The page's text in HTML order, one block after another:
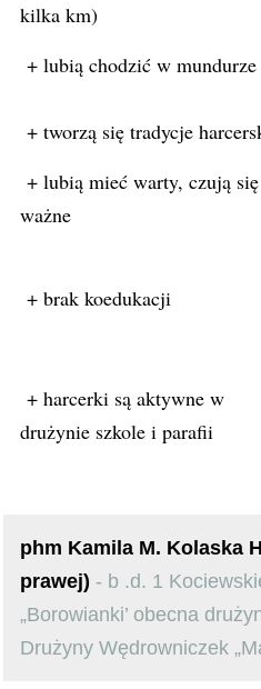
kilka km)
+ lubią chodzić w mundurze
+ tworzą się tradycje
+ lubią mieć warty, czują się
ważne
+ brak koedukacji
+ harcerki są aktywne w
drużynie szkole i parafii
phm Kamila M. Kolaska
prawej) - b .d. 1
„Borowianki’ obecna
Drużyny Wędrowniczek